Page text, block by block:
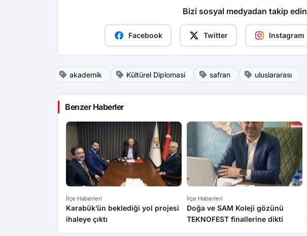
Bizi sosyal medyadan takip edin
Facebook Twitter Instagram
akademik Kültürel Diplomasi safran uluslararası
Benzer Haberler
İlçe Haberleri
Karabük’ün beklediği yol projesi
ihaleye çıktı
İlçe Haberleri
Doğa ve SAM Koleji gözünü
TEKNOFEST finallerine dikti